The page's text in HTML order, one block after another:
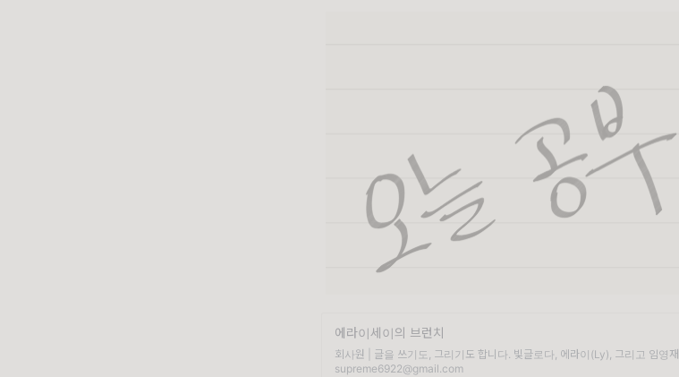
에라이세이의 브런치
회사원 | 글을 쓰기도, 그리기도 합니다. 빛글로다, 에라이(Ly), 그리고 임영재.
supreme6922@gmail.com